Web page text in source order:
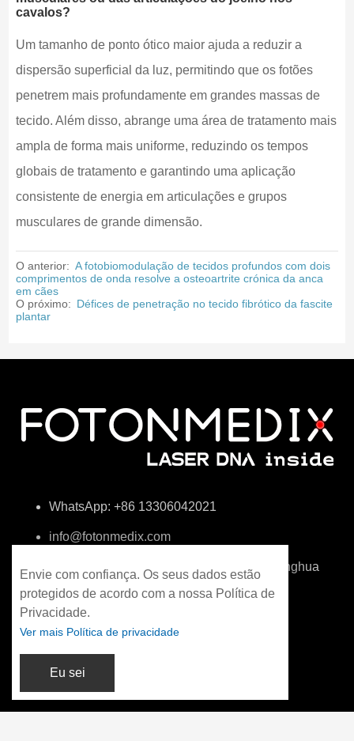
cavalos?
Um tamanho de ponto ótico maior ajuda a reduzir a
dispersão superficial da luz, permitindo que os fotões
penetrem mais profundamente em grandes massas de
tecido. Além disso, abrange uma área de tratamento mais
ampla de forma mais uniforme, reduzindo os tempos
globais de tratamento e garantindo uma aplicação
consistente de energia em articulações e grupos
musculares de grande dimensão.
O anterior: A fotobiomodulação de tecidos profundos com dois
comprimentos de onda resolve a osteoartrite crónica da anca
em cães
O próximo: Défices de penetração no tecido fibrótico da fascite
plantar
WhatsApp: +86 13306042021
info@fotonmedix.com
4F, Edifício C, Instituto de Investigação Tsinghua
do Estreito, Xiamen, Fujian, China
Envie com confiança. Os seus dados estão
protegidos de acordo com a nossa Política de
Privacidade.
Ver mais Política de privacidade
Eu sei